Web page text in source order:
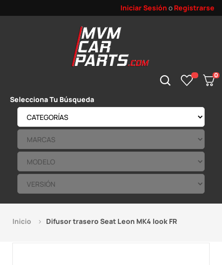
Iniciar Sesión o Registrarse
0
Selecciona Tu Búsqueda
Inicio Difusor trasero Seat Leon MK4 look FR